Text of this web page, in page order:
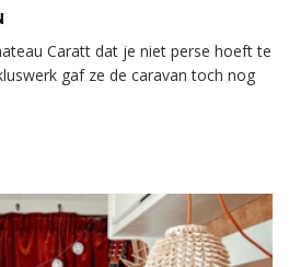
Caratt dat je niet perse hoeft te
gaf ze de caravan toch nog